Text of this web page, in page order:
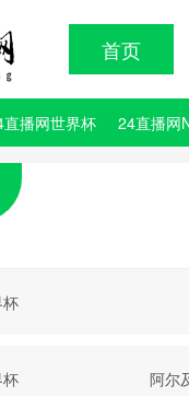
首页
直播网世界杯 24直播网
阿尔